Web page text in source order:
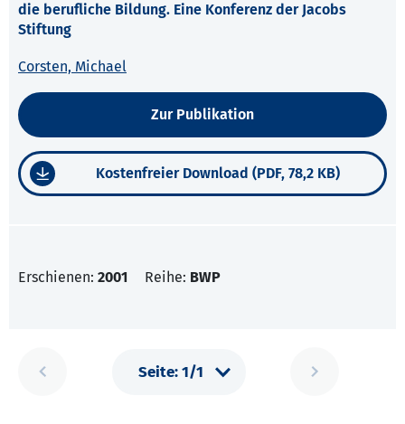
die berufliche Bildung. Eine Konferenz der Jacobs
Stiftung
Corsten, Michael
Zur Publikation
Kostenfreier Download (PDF, 78,2 KB)
Erschienen: 2001 Reihe: BWP